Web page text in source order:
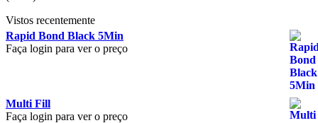
Vistos recentemente
Rapid Bond Black 5Min
Faça login para ver o preço
Multi Fill
Faça login para ver o preço